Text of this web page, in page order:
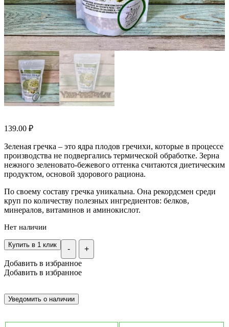
139.00 ₽
​Зеленая гречка – это ядра плодов гречихи, которые в процессе
производства не подвергались термической обработке. Зерна
нежного зеленовато-бежевого оттенка считаются диетическим
продуктом, основой здорового рациона.
По своему составу гречка уникальна. Она рекордсмен среди
круп по количеству полезных ингредиентов: белков,
минералов, витаминов и аминокислот.
Нет наличии
- +
Купить в 1 клик
Добавить в избранное
Добавить в избранное